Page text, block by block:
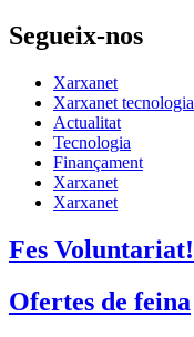
Segueix-nos
Xarxanet
Xarxanet tecnologia
Actualitat
Tecnologia
Finançament
Xarxanet
Xarxanet
Fes Voluntariat!
Ofertes de feina